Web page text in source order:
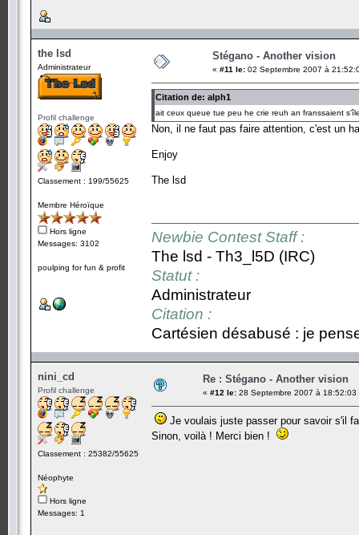
the lsd
Administrateur
Profil challenge
Classement : 199/55625
Membre Héroïque
Hors ligne
Messages: 3102
poulping for fun & profit
Stégano - Another vision
« #11 le: 02 Septembre 2007 à
Citation de: alph1
ait ceux queue tue peu he crie reuh an franssaient
Non, il ne faut pas faire attention, c'est un
Enjoy
The lsd
Newbie Contest Staff :
The lsd - Th3_l5D (IRC)
Statut :
Administrateur
Citation :
Cartésien désabusé : je
nini_cd
Profil challenge
Classement : 25382/55625
Néophyte
Hors ligne
Messages: 1
Re : Stégano - Another vision
« #12 le: 28 Septembre 2007 à 18:52:03
Je voulais juste passer pour savoir s'il
Sinon, voilà ! Merci bien !